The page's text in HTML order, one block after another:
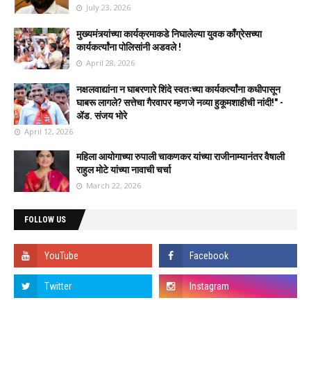
July 23, 2026
मुख्यमंत्र्यांच्या कार्यक्रमाकडे निघालेल्या युवक काँग्रेसच्या
कार्यकर्त्यांना पोलिसांनी अडवले !
April 28, 2026
नक्षलवाद्यांना न घाबरणारे शिंदे स्वतःच्या कार्यकर्त्यांना कधीपासून
घाबरू लागले? सत्तेचा गैरवापर म्हणजे नव्या हुकूमशाहीची नांदी!" -
ॲड. संजय भोरे
April 12, 2026
महिला आयोगाच्या रुपाली चाकणकर यांच्या राजीनाम्यानंतर वैषाली
राहुल मोटे यांच्या नावाची चर्चा
March 22, 2026
FOLLOW US